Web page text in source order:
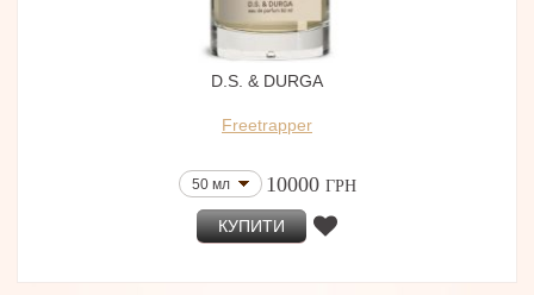
D.S. & DURGA
Freetrapper
50 мл 10000 ГРН
КУПИТИ